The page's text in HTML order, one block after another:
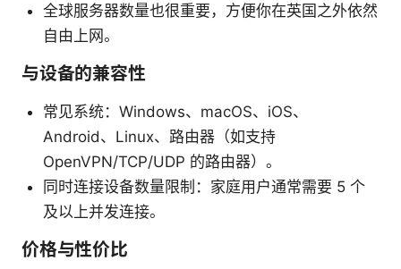
全球服务器数量也很重要，方便你在英国之外依然
自由上网。
与设备的兼容性
常见系统：Windows、macOS、iOS、
Android、Linux、路由器（如支持
OpenVPN/TCP/UDP 的路由器）。
同时连接设备数量限制：家庭用户通常需要 5 个
及以上并发连接。
价格与性价比